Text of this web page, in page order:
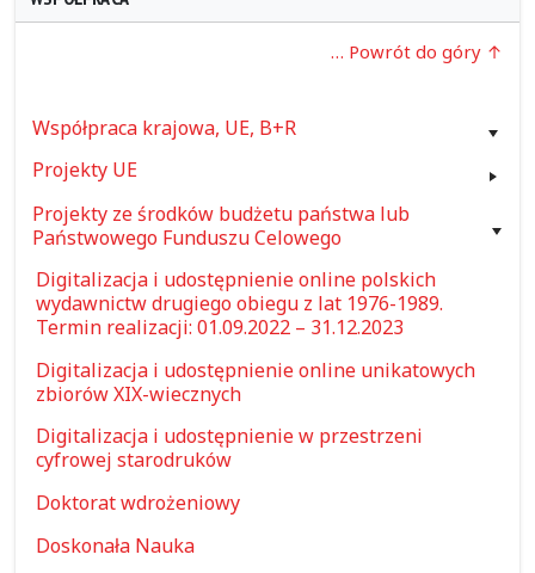
… Powrót do góry
Współpraca krajowa, UE, B+R
Projekty UE
Projekty ze środków budżetu państwa lub
Państwowego Funduszu Celowego
Digitalizacja i udostępnienie online polskich
wydawnictw drugiego obiegu z lat 1976-1989.
Termin realizacji: 01.09.2022 – 31.12.2023
Digitalizacja i udostępnienie online unikatowych
zbiorów XIX-wiecznych
Digitalizacja i udostępnienie w przestrzeni
cyfrowej starodruków
Doktorat wdrożeniowy
Doskonała Nauka